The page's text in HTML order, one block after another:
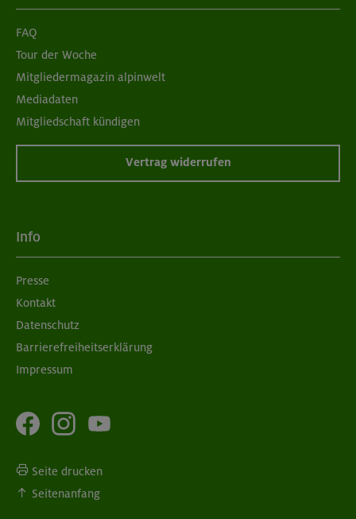
FAQ
Tour der Woche
Mitgliedermagazin alpinwelt
Mediadaten
Mitgliedschaft kündigen
Vertrag widerrufen
Info
Presse
Kontakt
Datenschutz
Barrierefreiheitserklärung
Impressum
Seite drucken
Seitenanfang